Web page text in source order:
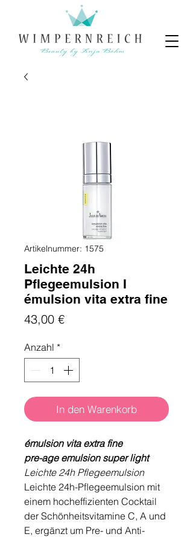
Artikelnummer: 1575
Leichte 24h
Pflegeemulsion I
émulsion vita extra fine
43,00 €Preis
Anzahl *
In den Warenkorb
émulsion vita extra fine
pre-age emulsion super light
Leichte 24h Pflegeemulsion
Leichte 24h-Pﬂegeemulsion mit
einem hocheffizienten Cocktail
der Schönheitsvitamine C, A und
E, ergänzt um Pre- und Anti-